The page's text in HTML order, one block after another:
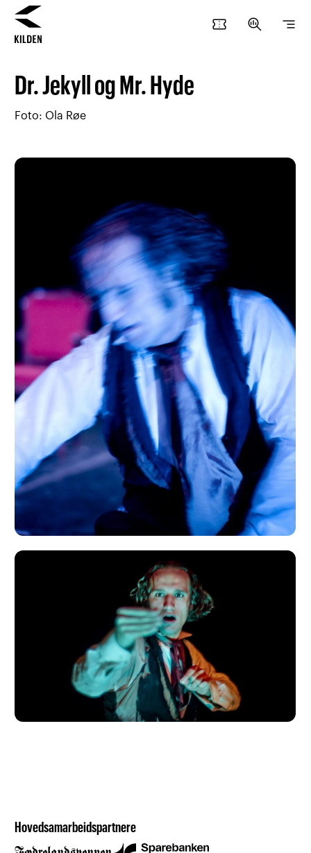
innhold
navigasjon
confirmation_number search_insights segment
Dr. Jekyll og Mr. Hyde
Foto: Ola Røe
Hovedsamarbeidspartnere